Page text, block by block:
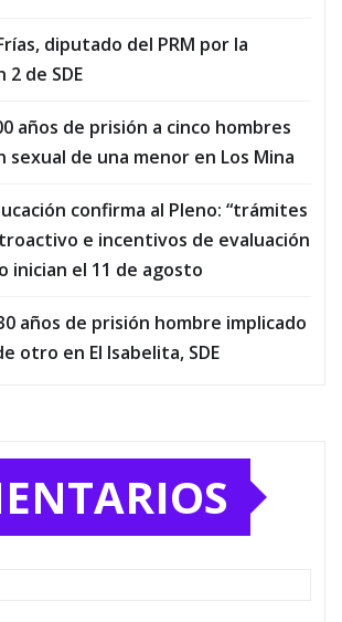
diputado del PRM por la
de SDE
años de prisión a cinco hombres
sexual de una menor en Los Mina
confirma al Pleno: “trámites
e incentivos de evaluación
inician el 11 de agosto
años de prisión hombre implicado
otro en El Isabelita, SDE